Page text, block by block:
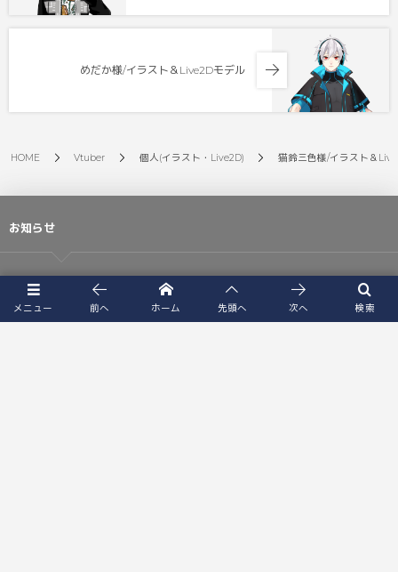
めだか様/イラスト＆Live2Dモデル
HOME Vtuber 個人(イラスト・Live2D) 猫鈴三色様/イラスト＆
お知らせ
Jan 17, 2021
音声編集サービスを開始しました。
メニュー 検索
前へ ホーム 先頭へ 次へ